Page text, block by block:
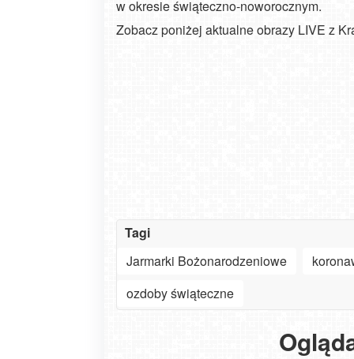
w okresie świąteczno-noworocznym.
Zobacz poniżej aktualne obrazy LIVE z
Tagi
Jarmarki Bożonarodzeniowe
ozdoby świąteczne